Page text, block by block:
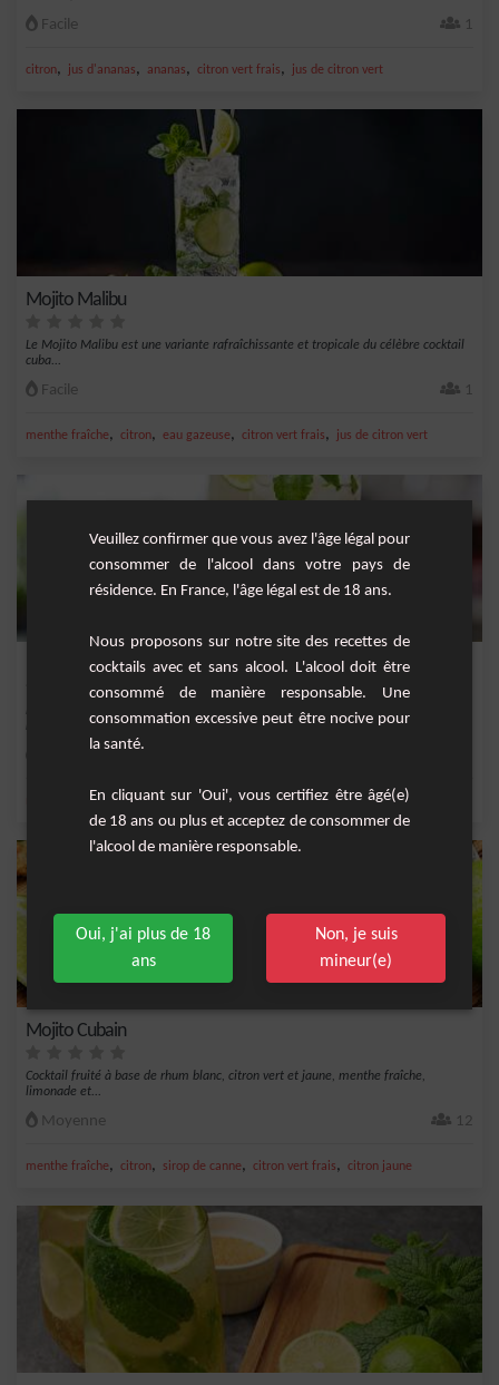
Facile 1
citron, jus d'ananas, ananas, citron vert frais, jus de citron vert
Mojito Malibu
Le Mojito Malibu est une variante rafraîchissante et tropicale du célèbre cocktail
cuba...
Facile 1
menthe fraîche, citron, eau gazeuse, citron vert frais, jus de citron vert
Le Mojito est un cocktail traditionnel cubain. On y découvre une boisson très
rafraîchi...
menthe fraîche ,citron,rhum blanc 40°,sirop de canne ,eau gazeuse
Mojito Cubain
Cocktail fruité à base de rhum blanc, citron vert et jaune, menthe fraîche,
limonade et...
Moyenne 12
menthe fraîche, citron, sirop de canne, citron vert frais, citron jaune
Veuillez confirmer que vous avez l'âge légal pour
consommer de l'alcool dans votre pays de
résidence. En France, l'âge légal est de 18 ans.
Nous proposons sur notre site des recettes de
cocktails avec et sans alcool. L'alcool doit être
consommé de manière responsable. Une
consommation excessive peut être nocive pour
la santé.
En cliquant sur 'Oui', vous certifiez être âgé(e)
de 18 ans ou plus et acceptez de consommer de
l'alcool de manière responsable.
Oui, j'ai plus de 18
ans
Non, je suis
mineur(e)